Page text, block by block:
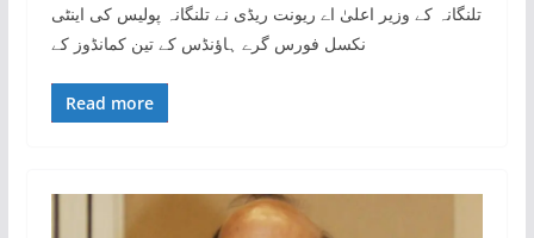
تلنگانہ کے وزیر اعلیٰ اے ریونت ریڈی نے تلنگانہ پولیس کی اینٹی
نکسل فورس گرے ہاؤنڈس کے تین کمانڈوز کے
Read more